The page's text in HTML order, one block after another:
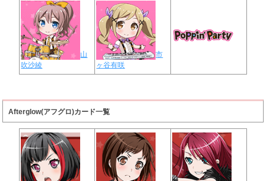
山
吹沙綾
市
ヶ谷有咲
Afterglow(アフグロ)カード一覧